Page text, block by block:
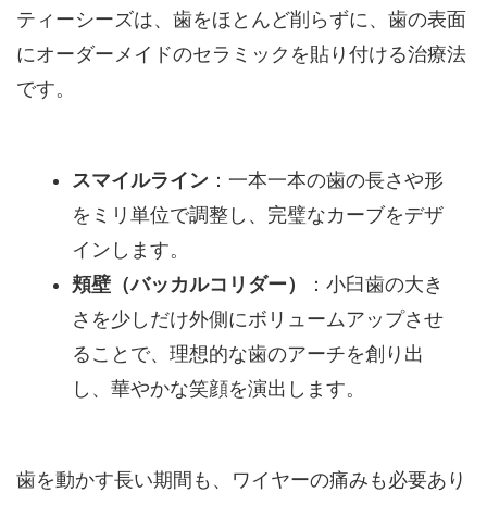
ティーシーズは、歯をほとんど削らずに、歯の表面
にオーダーメイドのセラミックを貼り付ける治療法
です。
スマイルライン：一本一本の歯の長さや形
をミリ単位で調整し、完璧なカーブをデザ
インします。
頬壁（バッカルコリダー）
：小臼歯の大き
さを少しだけ外側にボリュームアップさせ
ることで、理想的な歯のアーチを創り出
し、華やかな笑顔を演出します。
歯を動かす長い期間も、ワイヤーの痛みも必要あり